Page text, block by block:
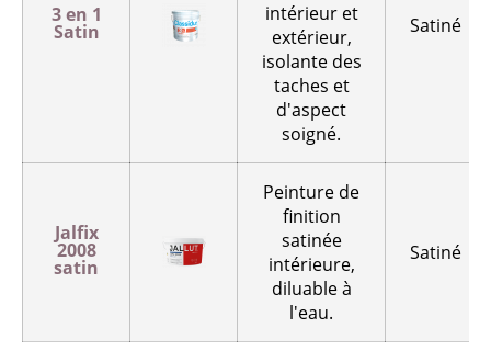
3 en 1
Satin
intérieur et
extérieur,
isolante des
taches et
d'aspect
soigné.
Satiné
Jalfix
2008
satin
Peinture de
finition
satinée
intérieure,
diluable à
l'eau.
Satiné